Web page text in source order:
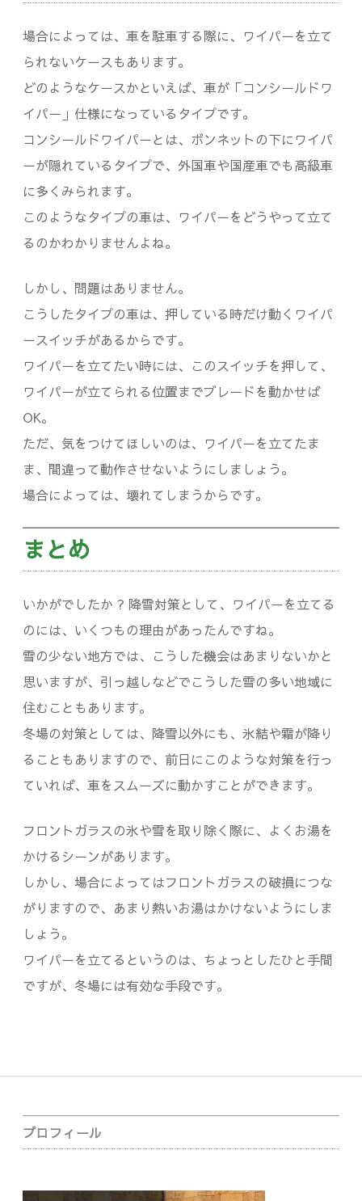
場合によっては、車を駐車する際に、ワイパーを立て
られないケースもあります。
どのようなケースかといえば、車が「コンシールドワ
イパー」仕様になっているタイプです。
コンシールドワイパーとは、ボンネットの下にワイパ
ーが隠れているタイプで、外国車や国産車でも高級車
に多くみられます。
このようなタイプの車は、ワイパーをどうやって立て
るのかわかりませんよね。
しかし、問題はありません。
こうしたタイプの車は、押している時だけ動くワイパ
ースイッチがあるからです。
ワイパーを立てたい時には、このスイッチを押して、
ワイパーが立てられる位置までブレードを動かせば
OK。
ただ、気をつけてほしいのは、ワイパーを立てたま
ま、間違って動作させないようにしましょう。
場合によっては、壊れてしまうからです。
まとめ
いかがでしたか ? 降雪対策として、ワイパーを立てる
のには、いくつもの理由があったんですね。
雪の少ない地方では、こうした機会はあまりないかと
思いますが、引っ越しなどでこうした雪の多い地域に
住むこともあります。
冬場の対策としては、降雪以外にも、氷結や霜が降り
ることもありますので、前日にこのような対策を行っ
ていれば、車をスムーズに動かすことができます。
フロントガラスの氷や雪を取り除く際に、よくお湯を
かけるシーンがあります。
しかし、場合によってはフロントガラスの破損につな
がりますので、あまり熱いお湯はかけないようにしま
しょう。
ワイパーを立てるというのは、ちょっとしたひと手間
ですが、冬場には有効な手段です。
Sidebar
プロフィール